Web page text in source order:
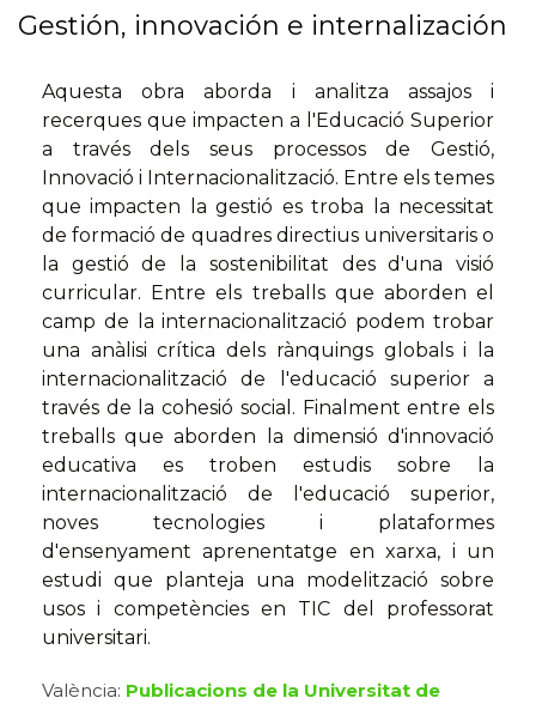
Gestión, innovación e internalización
Aquesta obra aborda i analitza assajos i
recerques que impacten a l'Educació Superior
a través dels seus processos de Gestió,
Innovació i Internacionalització. Entre els temes
que impacten la gestió es troba la necessitat
de formació de quadres directius universitaris o
la gestió de la sostenibilitat des d'una visió
curricular. Entre els treballs que aborden el
camp de la internacionalització podem trobar
una anàlisi crítica dels rànquings globals i la
internacionalització de l'educació superior a
través de la cohesió social. Finalment entre els
treballs que aborden la dimensió d'innovació
educativa es troben estudis sobre la
internacionalització de l'educació superior,
noves tecnologies i plataformes
d'ensenyament aprenentatge en xarxa, i un
estudi que planteja una modelització sobre
usos i competències en TIC del professorat
universitari.
València: Publicacions de la Universitat de